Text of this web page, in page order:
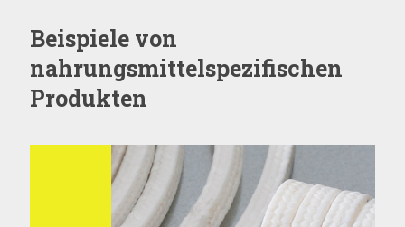
Beispiele von
nahrungsmittelspezifischen
Produkten